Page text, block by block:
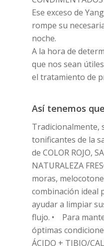
Ese exceso de
rompe su
noche.
A la hora de
que nos sean
el tratamiento de
Así tenemos
Tradicionalmente,
tonificantes de la
de COLOR ROJO,
NATURALEZA
moras,
combinación ideal
ayudar a limpiar
flujo. • Para
óptimas
ÁCIDO + TIBIO/